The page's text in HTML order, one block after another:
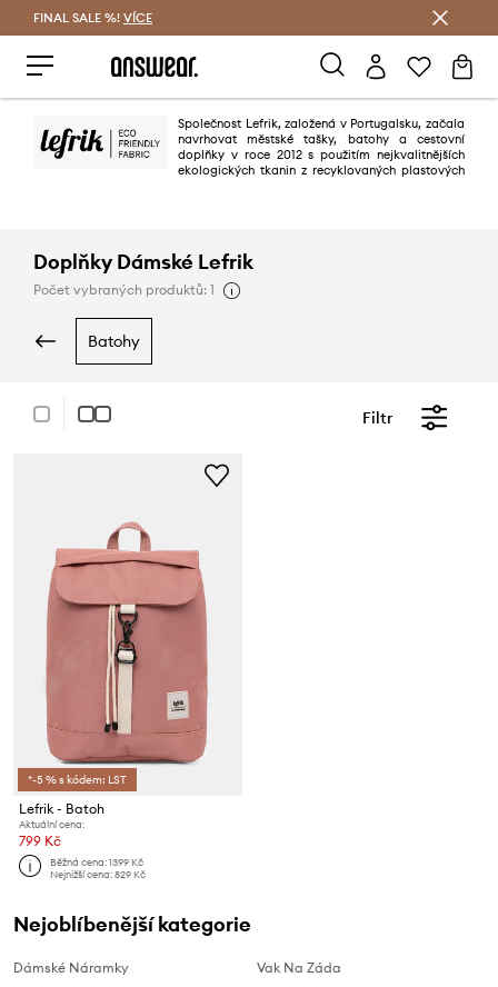
FINAL SALE %! VÍCE
Společnost Lefrik, založená v Portugalsku, začala
navrhovat městské tašky, batohy a cestovní
doplňky v roce 2012 s použitím nejkvalitnějších
ekologických tkanin z recyklovaných plastových
Doplňky Dámské Lefrik
Počet vybraných produktů: 1
batohy
Filtr
*-5 % s kódem: LST
Lefrik - Batoh
Aktuální cena:
799 Kč
Běžná cena:1399 Kč
Nejnižší cena:829 Kč
Nejoblíbenější kategorie
Dámské Náramky
Vak Na Záda